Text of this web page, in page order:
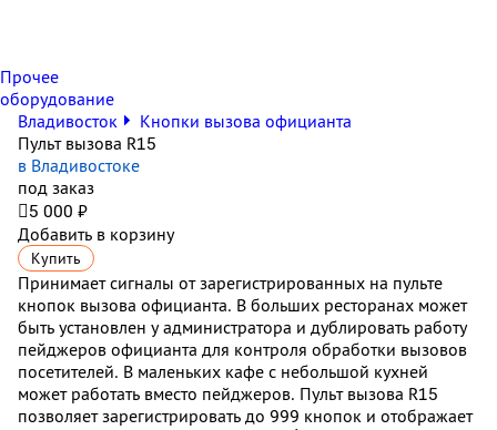
Прочее
оборудование
Владивосток
Кнопки вызова официанта
Пульт вызова R15
в Владивостоке
под заказ
5 000 ₽
Добавить в корзину
Купить
Принимает сигналы от зарегистрированных на пульте
кнопок вызова официанта. В больших ресторанах может
быть установлен у администратора и дублировать работу
пейджеров официанта для контроля обработки вызовов
посетителей. В маленьких кафе с небольшой кухней
может работать вместо пейджеров. Пульт вызова R15
позволяет зарегистрировать до 999 кнопок и отображает